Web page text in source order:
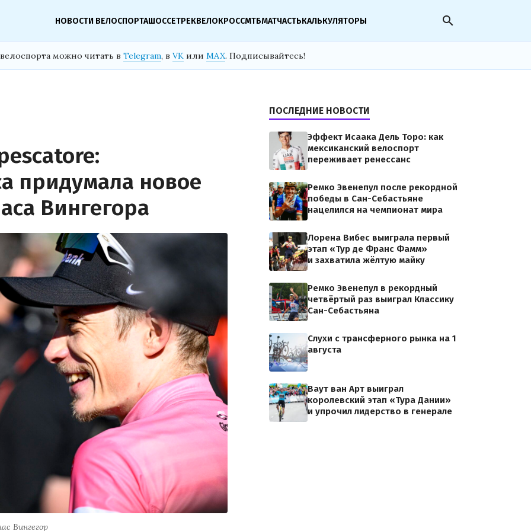
НОВОСТИ ВЕЛОСПОРТАШОССЕТРЕКВЕЛОКРОССМТБМАТЧАСТЬКАЛЬКУЛЯТОРЫ search
можно читать в Telegram, в VK или MAX. Подписывайтесь!
придумала новое
Вингегора
Вингегор
ПОСЛЕДНИЕ НОВОСТИ
Эффект Исаака Дель Торо: как
мексиканский велоспорт
переживает ренессанс
Ремко Эвенепул после рекордной
победы в Сан-Себастьяне
нацелился на чемпионат мира
Лорена Вибес выиграла первый
этап «Тур де Франс Фамм»
и захватила жёлтую майку
Ремко Эвенепул в рекордный
четвёртый раз выиграл Классику
Сан-Себастьяна
Слухи с трансферного рынка на 1
августа
Ваут ван Арт выиграл
королевский этап «Тура Дании»
и упрочил лидерство в генерале